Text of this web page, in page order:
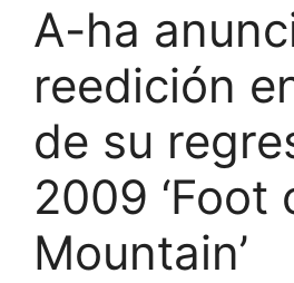
A-ha
reedición
de su
2009 ‘Foot
Mountain’